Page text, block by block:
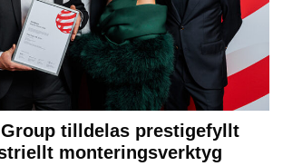
tilldelas prestigefyllt
monteringsverktyg